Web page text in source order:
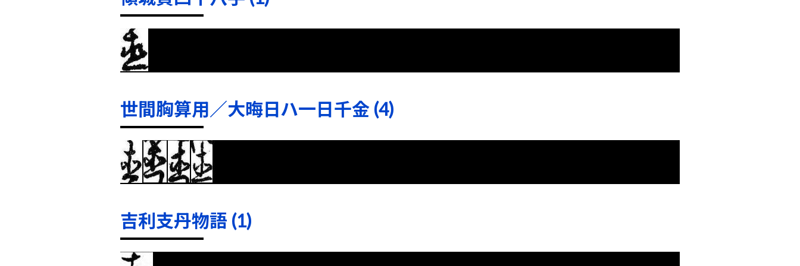
世間胸算用／大晦日ハ一日千金 (4)
吉利支丹物語 (1)